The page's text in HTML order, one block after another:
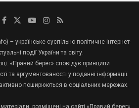
– українське суспільно-політичне інтернет-
події України та світу.
«Правий берег» сповідує принципи
та аргументованості у поданні інформації.
поширюються в соціальних мережах.